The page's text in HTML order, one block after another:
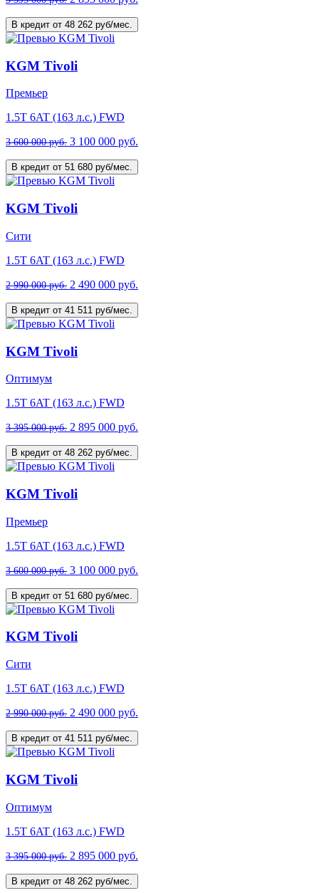
В кредит от 48 262 руб/мес.
KGM Tivoli
Премьер
1.5T 6AT (163 л.с.) FWD
3 600 000 руб. 3 100 000 руб.
В кредит от 51 680 руб/мес.
KGM Tivoli
Сити
1.5T 6AT (163 л.с.) FWD
2 990 000 руб. 2 490 000 руб.
В кредит от 41 511 руб/мес.
KGM Tivoli
Оптимум
1.5T 6AT (163 л.с.) FWD
3 395 000 руб. 2 895 000 руб.
В кредит от 48 262 руб/мес.
KGM Tivoli
Премьер
1.5T 6AT (163 л.с.) FWD
3 600 000 руб. 3 100 000 руб.
В кредит от 51 680 руб/мес.
KGM Tivoli
Сити
1.5T 6AT (163 л.с.) FWD
2 990 000 руб. 2 490 000 руб.
В кредит от 41 511 руб/мес.
KGM Tivoli
Оптимум
1.5T 6AT (163 л.с.) FWD
3 395 000 руб. 2 895 000 руб.
В кредит от 48 262 руб/мес.